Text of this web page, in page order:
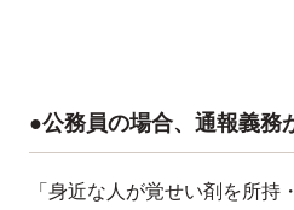
●公務員の場合、通報義務
「身近な人が覚せい剤を所